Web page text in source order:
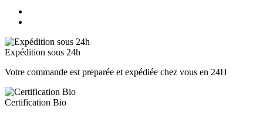
Expédition sous 24h
Votre commande est preparée et expédiée chez vous en 24H
Certification Bio